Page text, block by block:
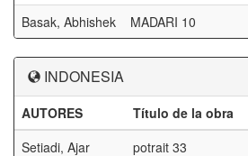
Basak, Abhishek
MADARI 10
INDONESIA
AUTORES Título de la obra
Setiadi, Ajar
potrait 33